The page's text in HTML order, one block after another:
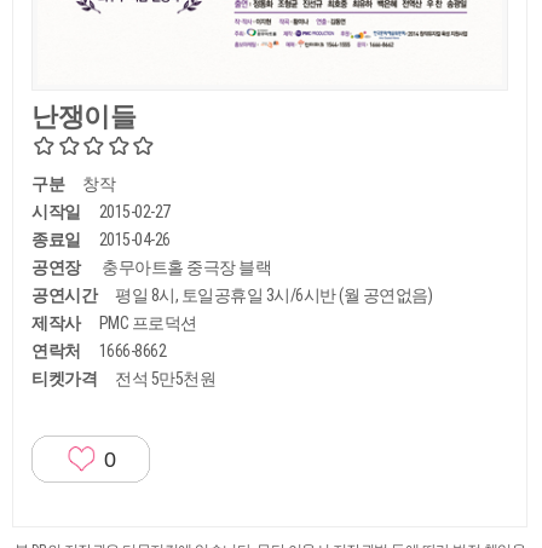
난쟁이들
구분
창작
시작일
2015-02-27
종료일
2015-04-26
공연장
충무아트홀 중극장 블랙
공연시간
평일 8시, 토일공휴일 3시/6시반 (월 공연없음)
제작사
PMC 프로덕션
연락처
1666-8662
티켓가격
전석 5만5천원
0